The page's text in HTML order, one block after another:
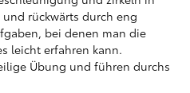
rückwärts durch eng
bei denen man die
leicht erfahren kann.
Übung und führen durchs